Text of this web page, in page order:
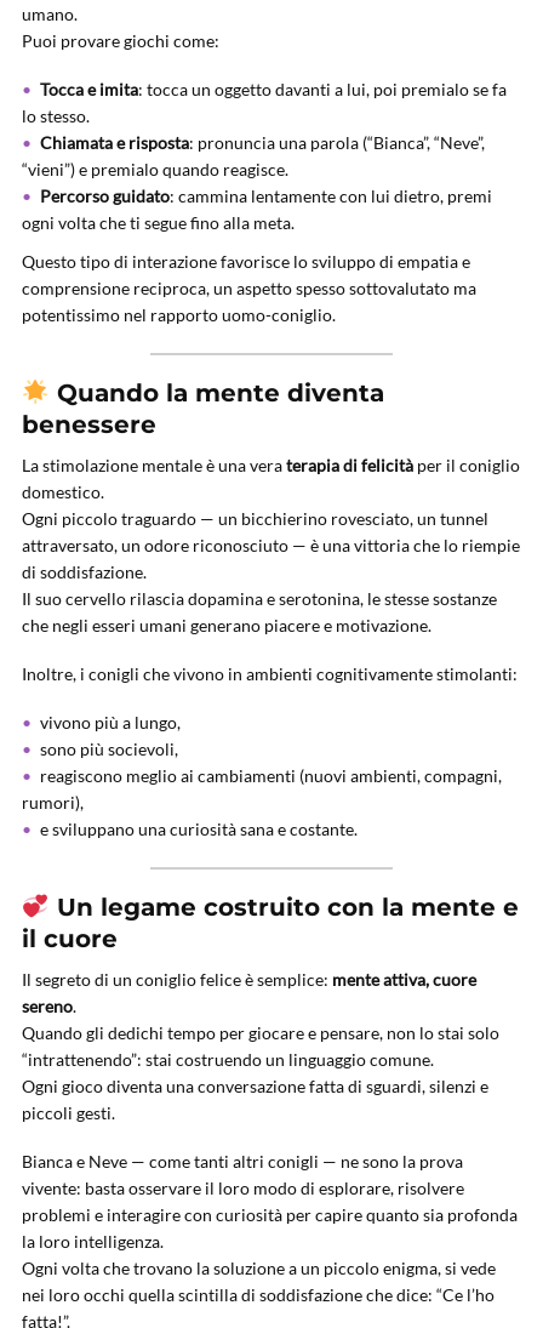
umano.
Puoi provare giochi come:
Tocca e imita: tocca un oggetto davanti a lui, poi premialo se fa
lo stesso.
Chiamata e risposta: pronuncia una parola (“Bianca”, “Neve”,
“vieni”) e premialo quando reagisce.
Percorso guidato: cammina lentamente con lui dietro, premi
ogni volta che ti segue fino alla meta.
Questo tipo di interazione favorisce lo sviluppo di empatia e
comprensione reciproca, un aspetto spesso sottovalutato ma
potentissimo nel rapporto uomo-coniglio.
Quando la mente diventa
benessere
La stimolazione mentale è una veraterapia di felicità per il coniglio
domestico.
Ogni piccolo traguardo — un bicchierino rovesciato, un tunnel
attraversato, un odore riconosciuto — è una vittoria che lo riempie
di soddisfazione.
Il suo cervello rilascia dopamina e serotonina, le stesse sostanze
che negli esseri umani generano piacere e motivazione.
Inoltre, i conigli che vivono in ambienti cognitivamente stimolanti:
vivono più a lungo,
sono più socievoli,
reagiscono meglio ai cambiamenti (nuovi ambienti, compagni,
rumori),
e sviluppano una curiosità sana e costante.
Un legame costruito con la mente e
il cuore
Il segreto di un coniglio felice è semplice: mente attiva, cuore
sereno.
Quando gli dedichi tempo per giocare e pensare, non lo stai solo
“intrattenendo”: stai costruendo un linguaggio comune.
Ogni gioco diventa una conversazione fatta di sguardi, silenzi e
piccoli gesti.
Bianca e Neve — come tanti altri conigli — ne sono la prova
vivente: basta osservare il loro modo di esplorare, risolvere
problemi e interagire con curiosità per capire quanto sia profonda
la loro intelligenza.
Ogni volta che trovano la soluzione a un piccolo enigma, si vede
nei loro occhi quella scintilla di soddisfazione che dice: “Ce l’ho
fatta!”.